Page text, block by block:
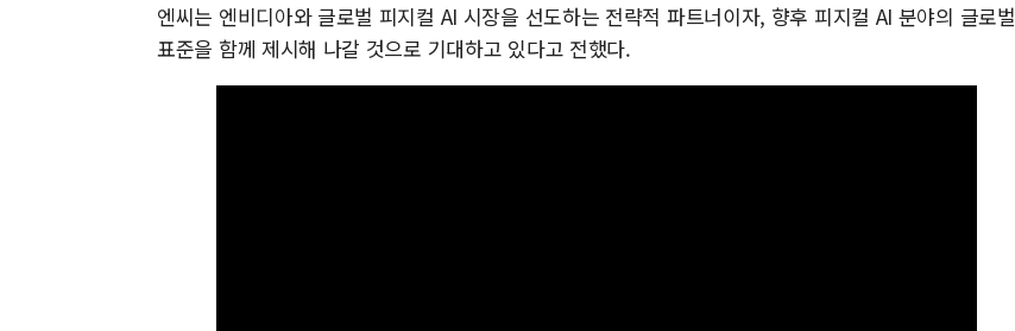
엔씨는 엔비디아와 글로벌 피지컬 AI 시장을 선도하는 전략적 파트너이자, 향후 피지컬 AI 분야의 글로벌
표준을 함께 제시해 나갈 것으로 기대하고 있다고 전했다.